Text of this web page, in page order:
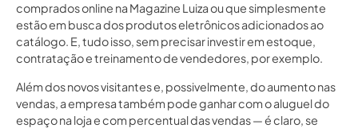
comprados online na Magazine Luiza ou que simplesmente
estão em busca dos produtos eletrônicos adicionados ao
catálogo. E, tudo isso, sem precisar investir em estoque,
contratação e treinamento de vendedores, por exemplo.
Além dos novos visitantes e, possivelmente, do aumento nas
vendas, a empresa também pode ganhar com o aluguel do
espaço na loja e com percentual das vendas — é claro, se